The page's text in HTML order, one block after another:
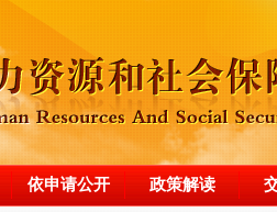
依申请公开 政策解读